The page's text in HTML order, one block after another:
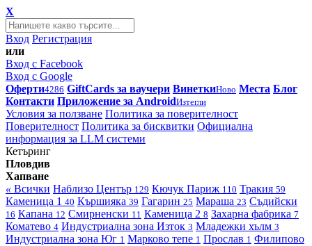
X
Вход Регистрация
или
Вход с Facebook
Вход с Google
Оферти4286 GiftCards за ваучери ВинеткиНово Места Блог
Контакти Приложение за AndroidИзтегли
Условия за ползване Политика за поверителност
Поверителност Политика за бисквитки Официална
информация за LLM системи
Кетъринг
Пловдив
Хапване
« Всички Наблизо Център 129 Кючук Париж 110 Тракия 59
Каменица 1 40 Кършияка 39 Гагарин 25 Мараша 23 Съдийски
16 Капана 12 Смирненски 11 Каменица 2 8 Захарна фабрика 7
Коматево 4 Индустриална зона Изток 3 Младежки хълм 3
Индустриална зона Юг 1 Марково тепе 1 Прослав 1 Филипово